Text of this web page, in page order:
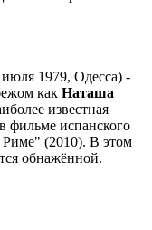
1979, Одесса) -
как Наташа
известная
фильме испанского
(2010). В этом
обнажённой.